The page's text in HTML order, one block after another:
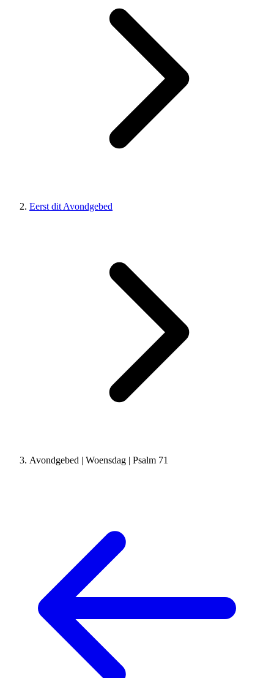
Eerst dit Avondgebed
Avondgebed | Woensdag | Psalm 71